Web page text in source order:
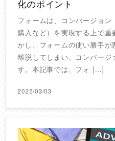
化のポイント
フォームは、コンバージョン
購入など）を実現する上で重
かし、フォームの使い勝手
離脱してしまい、コンバージ
す。本記事では、フォ […]
2025/03/03